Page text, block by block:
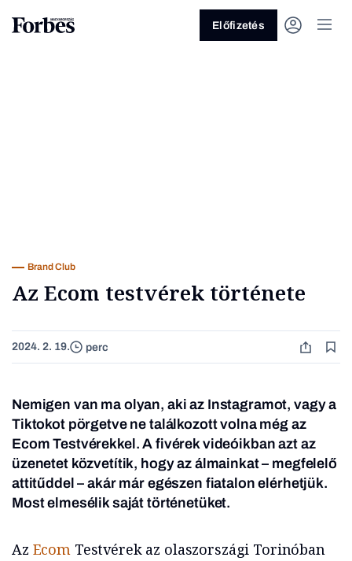
Előfizetés
Brand Club
Az Ecom testvérek története
2024. 2. 19. perc
Nemigen van ma olyan, aki az Instagramot, vagy a
Tiktokot pörgetve ne találkozott volna még az
Ecom Testvérekkel. A fivérek videóikban azt az
üzenetet közvetítik, hogy az álmainkat – megfelelő
attitűddel – akár már egészen fiatalon elérhetjük.
Most elmesélik saját történetüket.
Az Ecom Testvérek az olaszországi Torinóban